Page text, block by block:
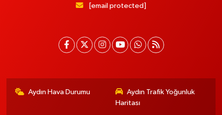
[email protected]
Aydın Hava Durumu
Aydın Trafik Yoğunluk
Haritası